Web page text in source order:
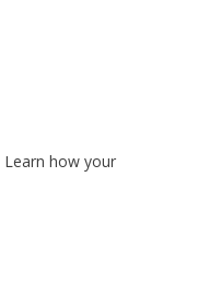
Learn how your